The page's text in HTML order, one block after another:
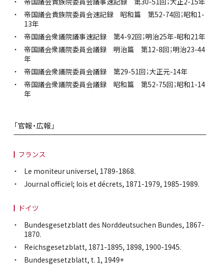
帝国議会貴族院委員会速記録 昭和篇 第52-74回；昭和1-
13年
帝国議会衆議院議事速記録 第4-92回；明治25年-昭和21年
帝国議会衆議院委員会議録 明治篇 第12-8回；明治23-44
年
帝国議会衆議院委員会議録 第29-51回；大正元-14年
帝国議会衆議院委員会議録 昭和篇 第52-75回；昭和1-14
年
「官報・広報」
フランス
Le moniteur universel, 1789-1868.
Journal officiel; lois et décrets, 1871-1979, 1985-1989.
ドイツ
Bundesgesetzblatt des Norddeutsuchen Bundes, 1867-
1870.
Reichsgesetzblatt, 1871-1895, 1898, 1900-1945.
Bundesgesetzblatt, t. 1, 1949+